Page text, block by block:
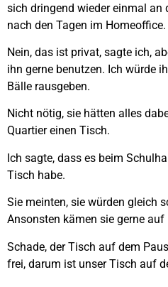
sich dringend wieder einmal an
nach den Tagen im Homeoffice.
Nein, das ist privat, sagte ich,
ihn gerne benutzen. Ich würde
Bälle rausgeben.
Nicht nötig, sie hätten alles
Quartier einen Tisch.
Ich sagte, dass es beim
Tisch habe.
Sie meinten, sie würden gleich
Ansonsten kämen sie gerne
Schade, der Tisch auf dem
frei, darum ist unser Tisch auf